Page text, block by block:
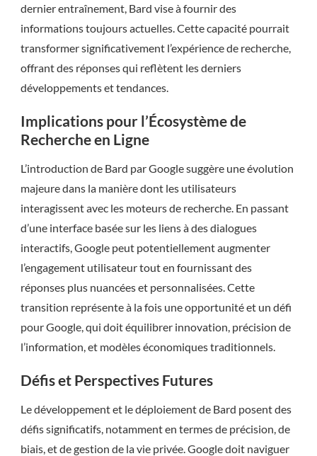
dernier entraînement, Bard vise à fournir des
informations toujours actuelles. Cette capacité pourrait
transformer significativement l’expérience de recherche,
offrant des réponses qui reflètent les derniers
développements et tendances.
Implications pour l’Écosystème de
Recherche en Ligne
L’introduction de Bard par Google suggère une évolution
majeure dans la manière dont les utilisateurs
interagissent avec les moteurs de recherche. En passant
d’une interface basée sur les liens à des dialogues
interactifs, Google peut potentiellement augmenter
l’engagement utilisateur tout en fournissant des
réponses plus nuancées et personnalisées. Cette
transition représente à la fois une opportunité et un défi
pour Google, qui doit équilibrer innovation, précision de
l’information, et modèles économiques traditionnels.
Défis et Perspectives Futures
Le développement et le déploiement de Bard posent des
défis significatifs, notamment en termes de précision, de
biais, et de gestion de la vie privée. Google doit naviguer